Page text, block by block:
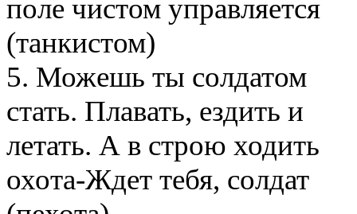
поле чистом управляется
(танкистом)
5. Можешь ты солдатом
стать. Плавать, ездить и
летать. А в строю ходить
охота-Ждет тебя, солдат